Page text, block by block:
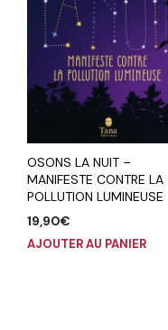
OSONS LA NUIT –
MANIFESTE CONTRE LA
POLLUTION LUMINEUSE
19,90€
AJOUTER AU PANIER